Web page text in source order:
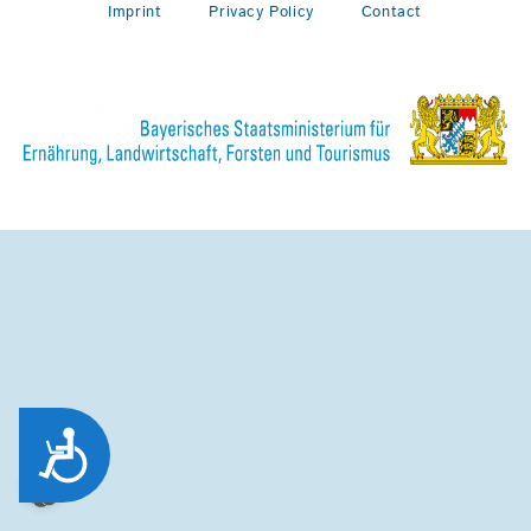
Zug&auml;nglichkeit
Imprint Privacy Policy Contact